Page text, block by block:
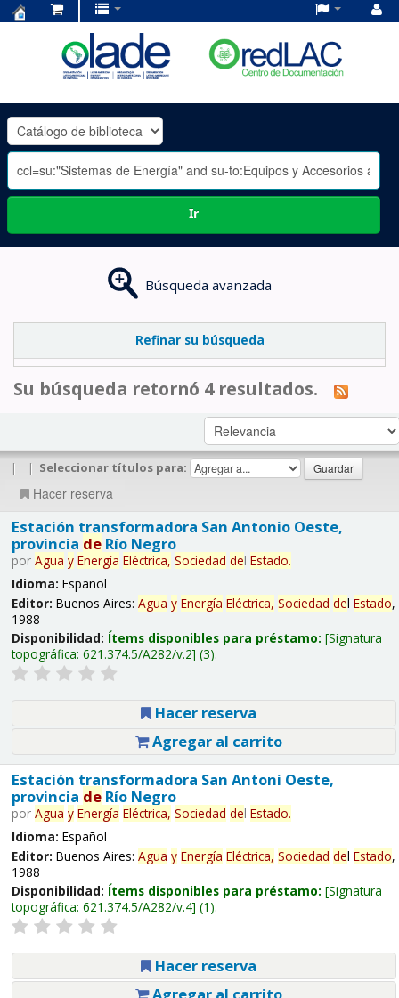
OLADE
-
Ir
Búsqueda avanzada
Refinar su búsqueda
Su búsqueda retornó 4 resultados.
| | Seleccionar títulos para:
Hacer reserva
Estación transformadora San Antonio Oeste,
provincia deRío Negro
por Agua y Energía Eléctrica, Sociedad del Estado.
Idioma: Español
Editor: Buenos Aires: Agua y Energía Eléctrica, Sociedad del Estado,
1988
Disponibilidad: Ítems disponibles para préstamo: Signatura
topográfica: 621.374.5/A282/v.2 (3).
Hacer reserva
Agregar al carrito
Estación transformadora San Antoni Oeste,
provincia deRío Negro
por Agua y Energía Eléctrica, Sociedad del Estado.
Idioma: Español
Editor: Buenos Aires: Agua y Energía Eléctrica, Sociedad del Estado,
1988
Disponibilidad: Ítems disponibles para préstamo: Signatura
topográfica: 621.374.5/A282/v.4 (1).
Hacer reserva
Agregar al carrito